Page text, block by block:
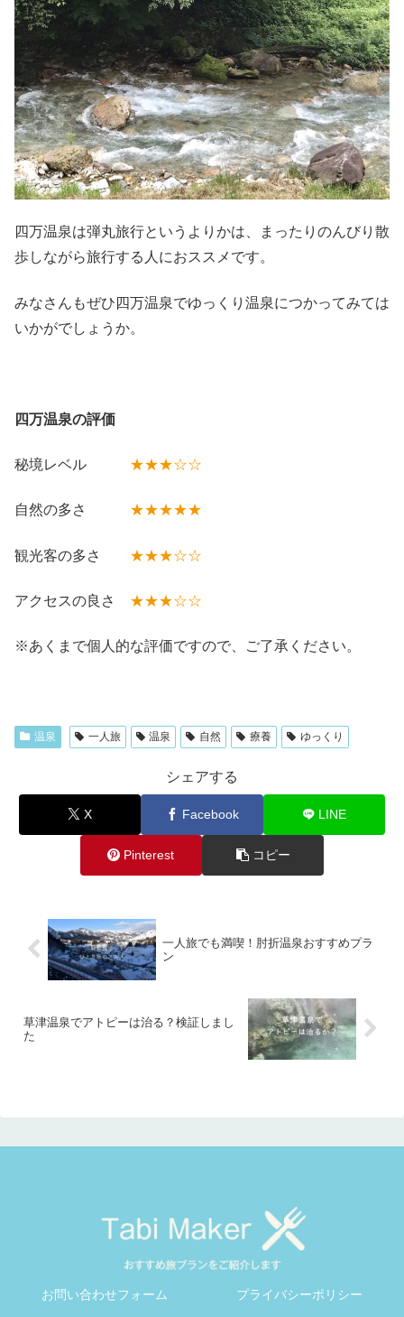
四万温泉は弾丸旅行というよりかは、まったりのんびり散
歩しながら旅行する人におススメです。
みなさんもぜひ四万温泉でゆっくり温泉につかってみては
いかがでしょうか。
四万温泉の評価
秘境レベル ★★★☆☆
自然の多さ ★★★★★
観光客の多さ ★★★☆☆
アクセスの良さ ★★★☆☆
※あくまで個人的な評価ですので、ご了承ください。
温泉 一人旅 温泉 自然 療養 ゆっくり
シェアする
X Facebook LINE
Pinterest コピー
一人旅でも満喫！肘折温泉おすすめプラ
ン
草津温泉でアトピーは治る？検証しまし
た
お問い合わせフォーム プライバシーポリシー